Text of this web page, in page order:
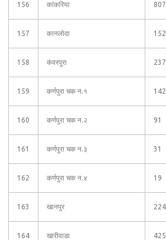
156 कांकरिया 807
157 कानलोदा 152
158 कंवरपुरा 237
159 कर्णपुरा चक न.१ 142
160 कर्णपुरा चक न.२ 91
161 कर्णपुरा चक न.३ 31
162 कर्णपुरा चक न.४ 19
163 खानपुर 224
164 खारीवाडा 425